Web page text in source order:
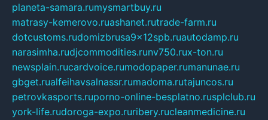
planeta-samara.rumysmartbuy.ru
matrasy-kemerovo.ruashanet.rutrade-farm.ru
dotcustoms.rudomizbrusa9x12spb.ruautodamp.ru
narasimha.rudjcommodities.runv750.rux-ton.ru
newsplain.rucardvoice.rumodopaper.rumanunae.ru
gbget.rualfeihavsalnassr.rumadoma.rutajuncos.ru
petrovkasports.ruporno-online-besplatno.rusplclub.ru
york-life.rudoroga-expo.ruribery.rucleanmedicine.ru